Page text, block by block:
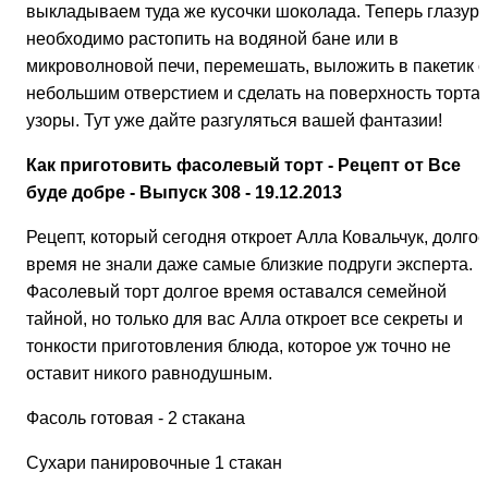
выкладываем туда же кусочки шоколада. Теперь глазурь
необходимо растопить на водяной бане или в
микроволновой печи, перемешать, выложить в пакетик с
небольшим отверстием и сделать на поверхность торта
узоры. Тут уже дайте разгуляться вашей фантазии!
Как приготовить фасолевый торт - Рецепт от Все
буде добре - Выпуск 308 - 19.12.2013
Рецепт, который сегодня откроет Алла Ковальчук, долгое
время не знали даже самые близкие подруги эксперта.
Фасолевый торт долгое время оставался семейной
тайной, но только для вас Алла откроет все секреты и
тонкости приготовления блюда, которое уж точно не
оставит никого равнодушным.
Фасоль готовая - 2 стакана
Сухари панировочные 1 стакан